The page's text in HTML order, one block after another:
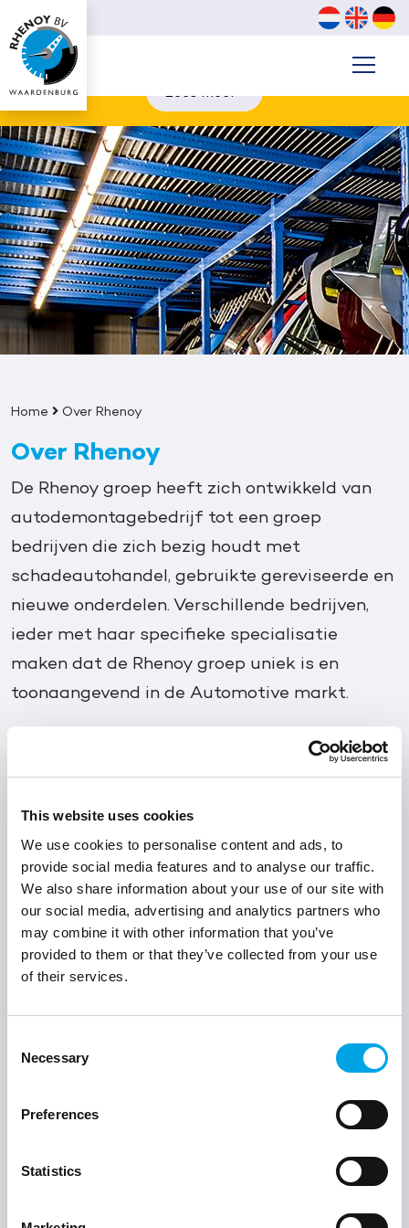
This website uses cookies
We use cookies to personalise content and ads, to
provide social media features and to analyse our traffic.
We also share information about your use of our site with
our social media, advertising and analytics partners who
may combine it with other information that you’ve
provided to them or that they’ve collected from your use
of their services.
Selection
Necessary
Preferences
Statistics
Contanten van €3000,- of meer? betaal digitaal. (biljetten
van €200 & €500 kunnen wij niet aannemen)
Home Over Rhenoy
Over Rhenoy
De Rhenoy groep heeft zich ontwikkeld van
autodemontagebedrijf tot een groep
bedrijven die zich bezig houdt met
schadeautohandel, gebruikte gereviseerde en
nieuwe onderdelen. Verschillende bedrijven,
ieder met haar specifieke specialisatie
maken dat de Rhenoy groep uniek is en
toonaangevend in de Automotive markt.
De Rhenoy groep heeft zich ontwikkeld van
bedrijvengroep in de Automotive markt. De Rhenoy bedrijven
gereviseerde en nieuwe onderdelen. Verschillende bedrijven,
ieder met haar specialisatie maken de Rhenoy groep unieke
specialisten. Rhenoy groep is met haar hoofdkantoor
gevestigd in Waardenburg en beschikt op deze locatie over
38.000 m² opslag- en bedrijfsruimte.
Kwaliteit
De Rhenoy groep en de bijbehorende dochterondernemingen
kwaliteit te verifiëren en te borgen in de organisatie beschikt
de Rhenoy groep over de certificaten KZD*** en ISO 9001.
Onze service is klantgericht, de specialisten van Rhenoy
vraag naar uw mogelijkheden.
De multidisciplinaire bedrijfsvoering bestaat uit de